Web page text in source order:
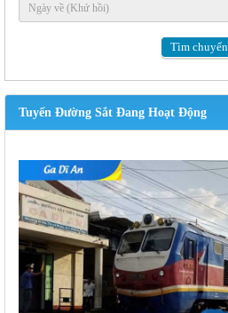
Tìm chuyến
Tuyến Đường Sắt Đang Hoạt Động